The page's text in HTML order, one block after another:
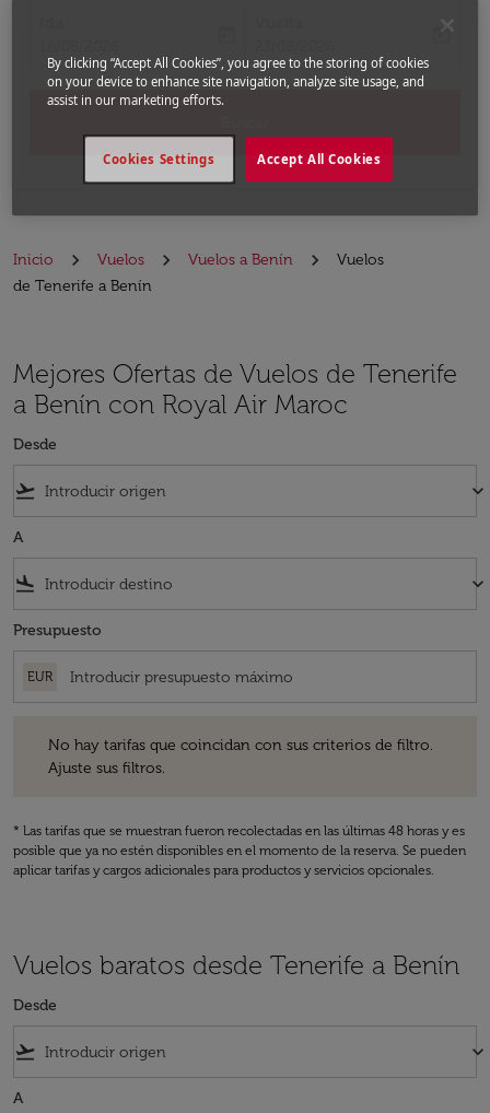
Inicio Vuelos Vuelos a Benín
Vuelos
de Tenerife a Benín
Mejores Ofertas de Vuelos de Tenerife
a Benín con Royal Air Maroc
Desde
flight_takeoff keyboard_arrow_down
A
flight_land keyboard_arrow_down
Presupuesto
EUR
No hay tarifas que coincidan con sus criterios de filtro.
Ajuste sus filtros.
* Las tarifas que se muestran fueron recolectadas en las últimas 48 horas y es
posible que ya no estén disponibles en el momento de la reserva. Se pueden
aplicar tarifas y cargos adicionales para productos y servicios opcionales.
Vuelos baratos desde Tenerife a Benín
Desde
flight_takeoff keyboard_arrow_down
A
By clicking “Accept All Cookies”, you agree to the storing of cookies
on your device to enhance site navigation, analyze site usage, and
assist in our marketing efforts.
Accept All Cookies
Cookies Settings